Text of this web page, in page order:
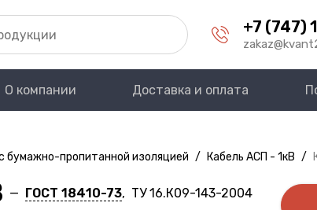
+7 (747)
О компании Доставка и оплата
бумажно-пропитанной изоляцией / Кабель АСП - 1кВ /
— ГОСТ 18410-73, ТУ 16.К09-143-2004